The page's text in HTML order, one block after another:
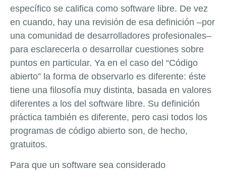
específico se califica como software libre. De vez
en cuando, hay una revisión de esa definición –por
una comunidad de desarrolladores profesionales–
para esclarecerla o desarrollar cuestiones sobre
puntos en particular. Ya en el caso del “Código
abierto” la forma de observarlo es diferente: éste
tiene una filosofía muy distinta, basada en valores
diferentes a los del software libre. Su definición
práctica también es diferente, pero casi todos los
programas de código abierto son, de hecho,
gratuitos.
Para que un software sea considerado